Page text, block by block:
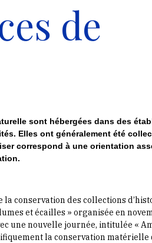
de
sont hébergées dans des
Elles ont généralement été
correspond à une orientation
conservation des collections
et écailles » organisée en
une nouvelle journée, intitulée «
la conservation matérielle